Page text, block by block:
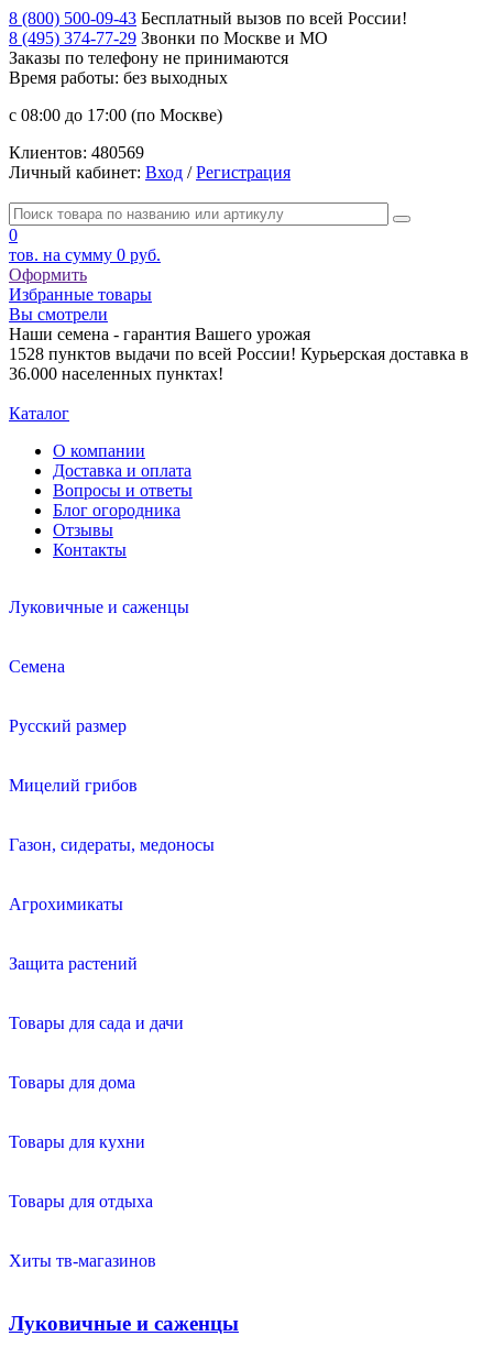
8 (800) 500-09-43 Бесплатный вызов по всей России!
8 (495) 374-77-29 Звонки по Москве и МО
Заказы по телефону не принимаются
Время работы: без выходных
с 08:00 до 17:00 (по Москве)
Клиентов: 480569
Личный кабинет: Вход /Регистрация
0
тов. на сумму 0 руб.
Оформить
Избранные товары
Вы смотрели
Наши семена - гарантия Вашего урожая
1528 пунктов выдачи по всей России! Курьерская доставка в
36.000 населенных пунктах!
Каталог
О компании
Доставка и оплата
Вопросы и ответы
Блог огородника
Отзывы
Контакты
Луковичные и саженцы
Семена
Русский размер
Мицелий грибов
Газон, сидераты, медоносы
Агрохимикаты
Защита растений
Товары для сада и дачи
Товары для дома
Товары для кухни
Товары для отдыха
Хиты тв-магазинов
Луковичные и саженцы